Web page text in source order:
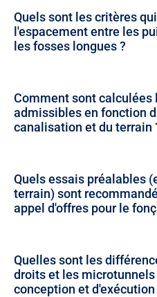
Quels sont les critères
l'espacement entre les
les fosses longues ?
Comment sont
admissibles en fonction
canalisation et du terrain
Quels essais préalables
terrain) sont
appel d'offres pour le
Quelles sont les
droits et les
conception et d'exécution